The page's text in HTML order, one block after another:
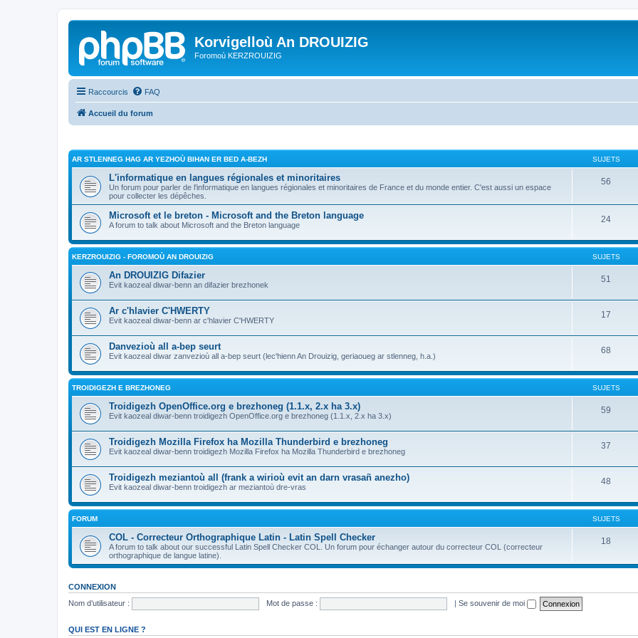
Korvigelloù An DROUIZIG
Foromoù KERZROUIZIG
Raccourcis FAQ
Accueil du forum
AR STLENNEG HAG AR YEZHOÙ BIHAN ER BED A-BEZH SUJETS
L'informatique en langues régionales et minoritaires
Un forum pour parler de l'informatique en langues régionales et minoritaires de France et du monde entier. C'est aussi un espace
pour collecter les dépêches.
56
Microsoft et le breton - Microsoft and the Breton language
A forum to talk about Microsoft and the Breton language
24
KERZROUIZIG - FOROMOÙ AN DROUIZIG SUJETS
An DROUIZIG Difazier
Evit kaozeal diwar-benn an difazier brezhonek
51
Ar c'hlavier C'HWERTY
Evit kaozeal diwar-benn ar c'hlavier C'HWERTY
17
Danvezioù all a-bep seurt
Evit kaozeal diwar zanvezioù all a-bep seurt (lec'hienn An Drouizig, geriaoueg ar stlenneg, h.a.)
68
TROIDIGEZH E BREZHONEG SUJETS
Troidigezh OpenOffice.org e brezhoneg (1.1.x, 2.x ha 3.x)
Evit kaozeal diwar-benn troidigezh OpenOffice.org e brezhoneg (1.1.x, 2.x ha 3.x)
59
Troidigezh Mozilla Firefox ha Mozilla Thunderbird e brezhoneg
Evit kaozeal diwar-benn troidigezh Mozilla Firefox ha Mozilla Thunderbird e brezhoneg
37
Troidigezh meziantoù all (frank a wirioù evit an darn vrasañ anezho)
Evit kaozeal diwar-benn troidigezh ar meziantoù dre-vras
48
FORUM SUJETS
COL - Correcteur Orthographique Latin - Latin Spell Checker
A forum to talk about our successful Latin Spell Checker COL. Un forum pour échanger autour du correcteur COL (correcteur
orthographique de langue latine).
18
CONNEXION
Nom d’utilisateur :
Mot de passe : | Se souvenir de moi
QUI EST EN LIGNE ?